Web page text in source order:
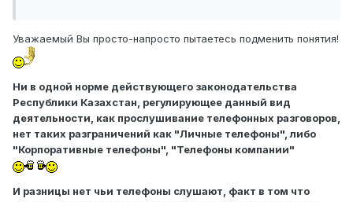
Уважаемый Вы просто-напросто пытаетесь подменить понятия!
Ни в одной норме действующего законодательства
Республики Казахстан, регулирующее данный вид
деятельности, как прослушивание телефонных разговоров,
нет таких разграничений как "Личные телефоны", либо
"Корпоративные телефоны", "Телефоны компании"
И разницы нет чьи телефоны слушают, факт в том что